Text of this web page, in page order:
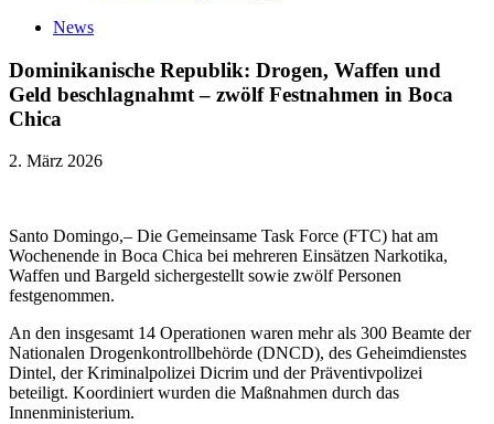
News
Dominikanische Republik: Drogen, Waffen und
Geld beschlagnahmt – zwölf Festnahmen in Boca
Chica
2. März 2026
Santo Domingo,– Die Gemeinsame Task Force (FTC) hat am
Wochenende in Boca Chica bei mehreren Einsätzen Narkotika,
Waffen und Bargeld sichergestellt sowie zwölf Personen
festgenommen.
An den insgesamt 14 Operationen waren mehr als 300 Beamte der
Nationalen Drogenkontrollbehörde (DNCD), des Geheimdienstes
Dintel, der Kriminalpolizei Dicrim und der Präventivpolizei
beteiligt. Koordiniert wurden die Maßnahmen durch das
Innenministerium.